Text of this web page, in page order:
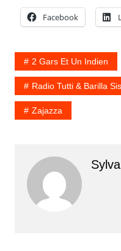
Facebook
2 Gars Et Un Indien
Radio Tutti & Barilla
Zajazza